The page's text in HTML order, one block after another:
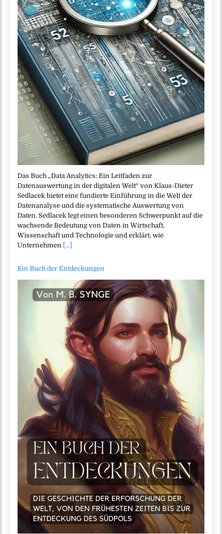
Das Buch „Data Analytics: Ein Leitfaden zur
Datenauswertung in der digitalen Welt“ von Klaus-Dieter
Sedlacek bietet eine fundierte Einführung in die Welt der
Datenanalyse und die systematische Auswertung von
Daten. Sedlacek legt einen besonderen Schwerpunkt auf die
wachsende Bedeutung von Daten in Wirtschaft,
Wissenschaft und Technologie und erklärt, wie
Unternehmen [...]
Ein Buch der Entdeckungen